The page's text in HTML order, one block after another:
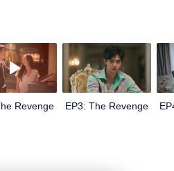
Revenge EP3: The Revenge